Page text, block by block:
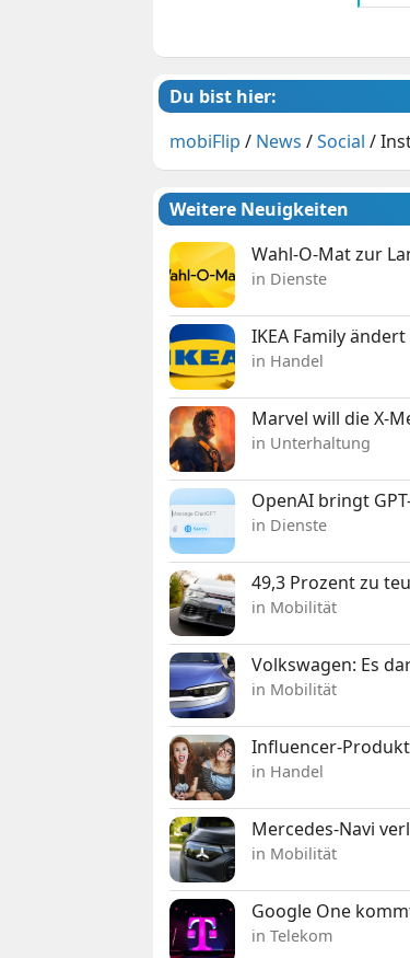
Du bist hier:
mobiFlip / News /Social /
Weitere Neuigkeiten
Wahl-O-Mat zur
in Dienste
IKEA Family
in Handel
Marvel will die X-
in Unterhaltung
OpenAI bringt
in Dienste
49,3 Prozent zu
in Mobilität
Volkswagen: Es
in Mobilität
Influencer-
in Handel
Mercedes-Navi
in Mobilität
Google One
in Telekom